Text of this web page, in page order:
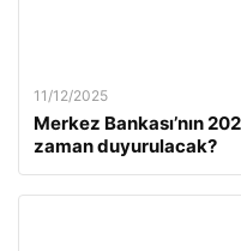
11/12/2025
Merkez Bankası’nın
zaman duyurulacak?